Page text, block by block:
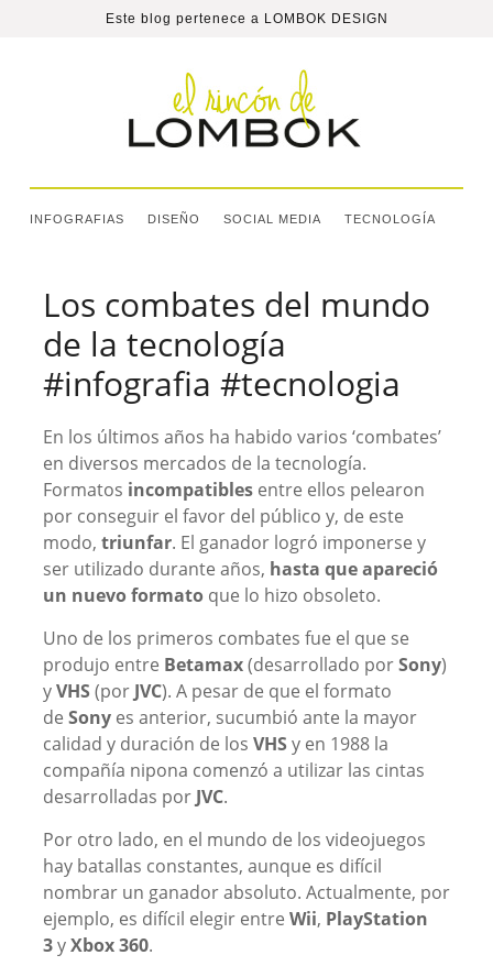
Este blog pertenece a LOMBOK DESIGN
INFOGRAFIAS DISEÑO SOCIAL MEDIA TECNOLOGÍA
Los combates del mundo
de la tecnología
#infografia #tecnologia
En los últimos años ha habido varios ‘combates’
en diversos mercados de la tecnología.
Formatos incompatiblesentre ellos pelearon
por conseguir el favor del público y, de este
modo, triunfar. El ganador logró imponerse y
ser utilizado durante años, hasta que apareció
un nuevo formatoque lo hizo obsoleto.
Uno de los primeros combates fue el que se
produjo entre Betamax(desarrollado porSony)
yVHS(por JVC). A pesar de que el formato
de Sonyes anterior, sucumbió ante la mayor
calidad y duración de los VHSy en 1988 la
compañía nipona comenzó a utilizar las cintas
desarrolladas por JVC.
Por otro lado, en el mundo de los videojuegos
hay batallas constantes, aunque es difícil
nombrar un ganador absoluto. Actualmente, por
ejemplo, es difícil elegir entre Wii, PlayStation
3yXbox 360.